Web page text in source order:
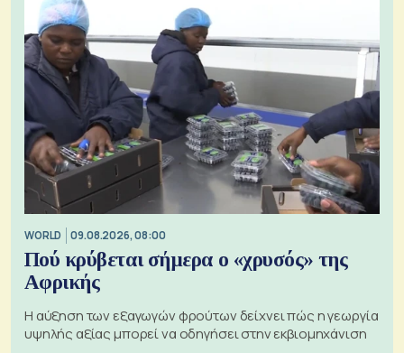
WORLD 09.08.2026, 08:00
Πού κρύβεται σήμερα ο «χρυσός» της
Αφρικής
Η αύξηση των εξαγωγών φρούτων δείχνει πώς η γεωργία
υψηλής αξίας μπορεί να οδηγήσει στην εκβιομηχάνιση